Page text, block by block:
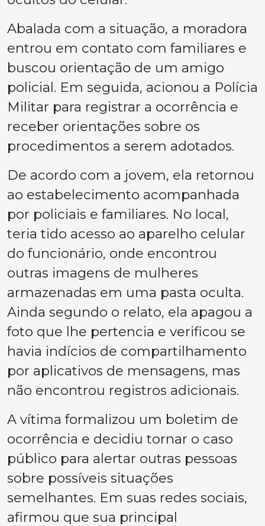
Abalada com a situação, a moradora
entrou em contato com familiares e
buscou orientação de um amigo
policial. Em seguida, acionou a Polícia
Militar para registrar a ocorrência e
receber orientações sobre os
procedimentos a serem adotados.
De acordo com a jovem, ela retornou
ao estabelecimento acompanhada
por policiais e familiares. No local,
teria tido acesso ao aparelho celular
do funcionário, onde encontrou
outras imagens de mulheres
armazenadas em uma pasta oculta.
Ainda segundo o relato, ela apagou a
foto que lhe pertencia e verificou se
havia indícios de compartilhamento
por aplicativos de mensagens, mas
não encontrou registros adicionais.
A vítima formalizou um boletim de
ocorrência e decidiu tornar o caso
público para alertar outras pessoas
sobre possíveis situações
semelhantes. Em suas redes sociais,
afirmou que sua principal